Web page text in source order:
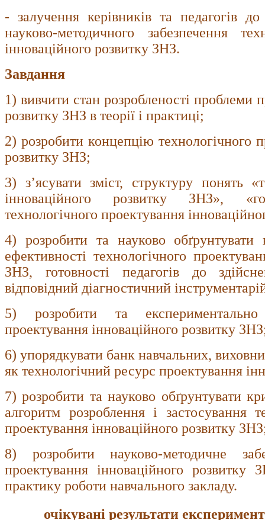
- залучення керівників та педагогів
науково-методичного забезпечення
інноваційного розвитку ЗНЗ.
Завдання
1) вивчити стан розробленості проблеми
розвитку ЗНЗ в теорії і практиці;
2) розробити концепцію технологічного
розвитку ЗНЗ;
3) з’ясувати зміст, структуру понять
інноваційного розвитку ЗНЗ»,
технологічного проектування
4) розробити та науково обґрунтувати
ефективності технологічного
ЗНЗ, готовності педагогів до
відповідний діагностичний
5) розробити та експериментально
проектування інноваційного розвитку
6) упорядкувати банк навчальних,
як технологічний ресурс проектування
7) розробити та науково обґрунтувати
алгоритм розроблення і застосування
проектування інноваційного розвитку
8) розробити науково-методичне
проектування інноваційного
практику роботи навчального закладу.
очікувані результати